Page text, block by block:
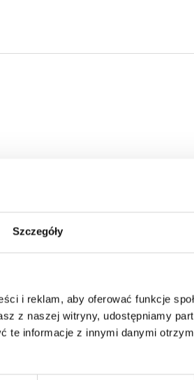
Szczegóły
i reklam, aby oferować funkcje
z naszej witryny, udostępniamy
te informacje z innymi danymi